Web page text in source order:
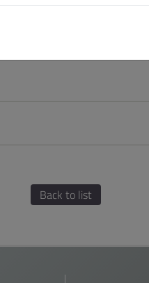
Back to list